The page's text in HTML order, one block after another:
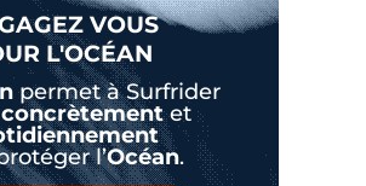
VOUS
L'OCÉAN
permet à Surfrider
concrètementet
l’Océan.